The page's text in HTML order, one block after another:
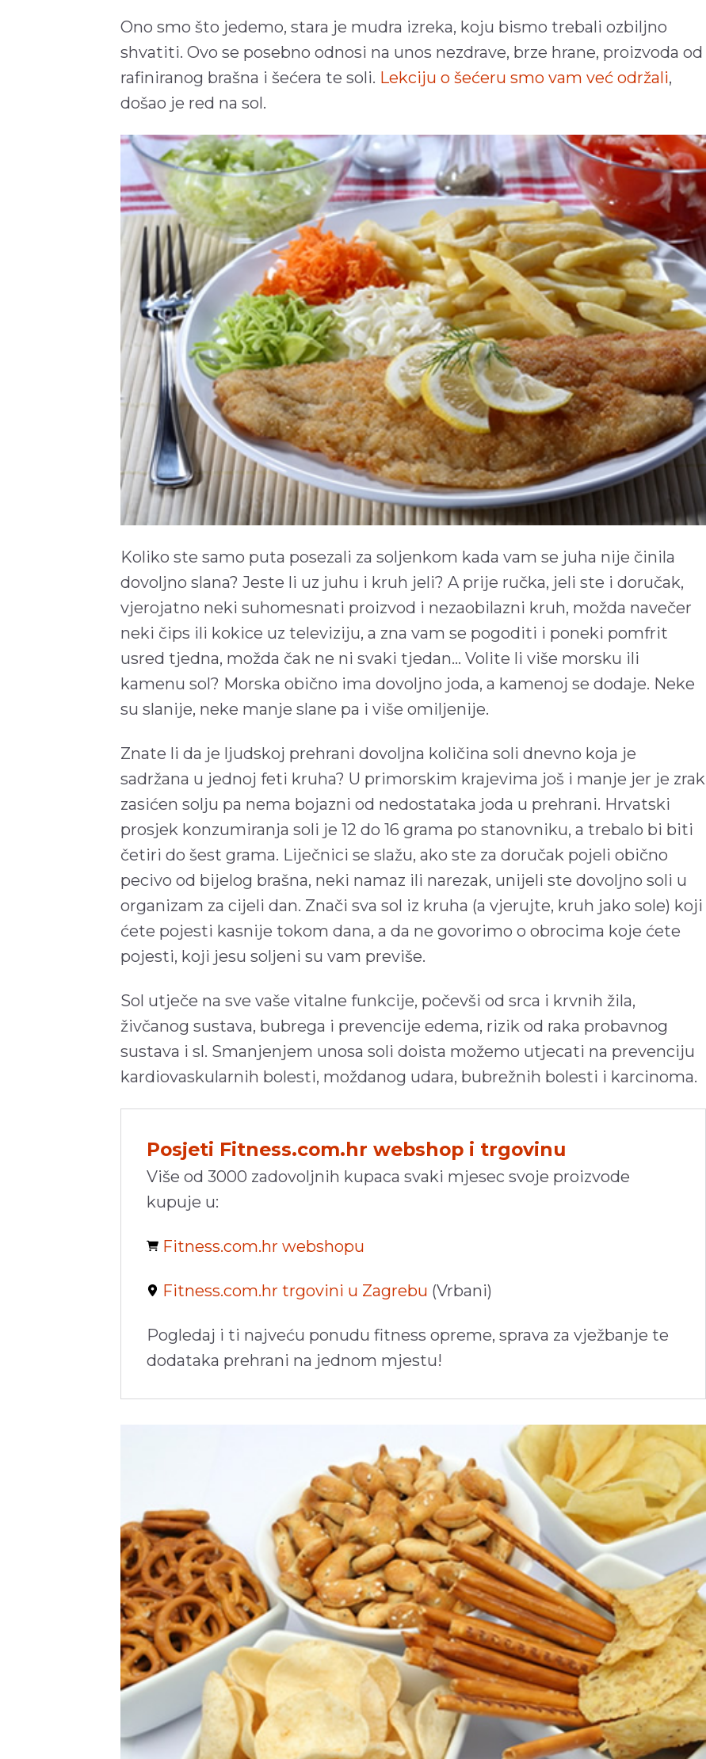
Ono smo što jedemo, stara je mudra izreka, koju bismo trebali ozbiljno
shvatiti. Ovo se posebno odnosi na unos nezdrave, brze hrane, proizvoda od
rafiniranog brašna i šećera te soli. Lekciju o šećeru smo vam već održali,
došao je red na sol.
Koliko ste samo puta posezali za soljenkom kada vam se juha nije činila
dovoljno slana? Jeste li uz juhu i kruh jeli? A prije ručka, jeli ste i doručak,
vjerojatno neki suhomesnati proizvod i nezaobilazni kruh, možda navečer
neki čips ili kokice uz televiziju, a zna vam se pogoditi i poneki pomfrit
usred tjedna, možda čak ne ni svaki tjedan… Volite li više morsku ili
kamenu sol? Morska obično ima dovoljno joda, a kamenoj se dodaje. Neke
su slanije, neke manje slane pa i više omiljenije.
Znate li da je ljudskoj prehrani dovoljna količina soli dnevno koja je
sadržana u jednoj feti kruha? U primorskim krajevima još i manje jer je zrak
zasićen solju pa nema bojazni od nedostataka joda u prehrani. Hrvatski
prosjek konzumiranja soli je 12 do 16 grama po stanovniku, a trebalo bi biti
četiri do šest grama. Liječnici se slažu, ako ste za doručak pojeli obično
pecivo od bijelog brašna, neki namaz ili narezak, unijeli ste dovoljno soli u
organizam za cijeli dan. Znači sva sol iz kruha (a vjerujte, kruh jako sole) koji
ćete pojesti kasnije tokom dana, a da ne govorimo o obrocima koje ćete
pojesti, koji jesu soljeni su vam previše.
Sol utječe na sve vaše vitalne funkcije, počevši od srca i krvnih žila,
živčanog sustava, bubrega i prevencije edema, rizik od raka probavnog
sustava i sl. Smanjenjem unosa soli doista možemo utjecati na prevenciju
kardiovaskularnih bolesti, moždanog udara, bubrežnih bolesti i karcinoma.
Posjeti Fitness.com.hr webshop i trgovinu
Više od 3000 zadovoljnih kupaca svaki mjesec svoje proizvode
kupuje u:
Fitness.com.hr webshopu
Fitness.com.hr trgovini u Zagrebu (Vrbani)
Pogledaj i ti najveću ponudu fitness opreme, sprava za vježbanje te
dodataka prehrani na jednom mjestu!